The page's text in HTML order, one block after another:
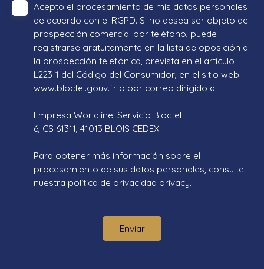
Acepto el procesamiento de mis datos personales
de acuerdo con el RGPD. Si no desea ser objeto de
prospección comercial por teléfono, puede
registrarse gratuitamente en la lista de oposición a
la prospección telefónica, prevista en el artículo
L223-1 del Código del Consumidor, en el sitio web
www.bloctel.gouv.fr o por correo dirigido a:
Empresa Worldline, Servicio Bloctel
6, CS 61311, 41013 BLOIS CEDEX.
Para obtener más información sobre el
procesamiento de sus datos personales, consulte
nuestra política de privacidad privacy.
Enviar